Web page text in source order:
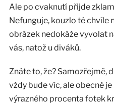
Ale po cvaknutí přijde
Nefunguje, kouzlo té chvíle
obrázek nedokáže vyvolat
vás, natož u diváků.
Znáte to, že? Samozřejmě,
vždy bude víc, ale obecně
výrazného procenta fotek